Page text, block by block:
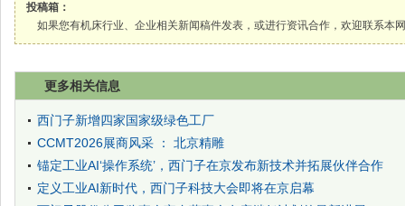
投稿箱：
如果您有机床行业、企业相关新闻稿件发表，或进行资讯合作，欢迎联系本
更多相关信息
西门子新增四家国家级绿色工厂
CCMT2026展商风采 ： 北京精雕
锚定工业AI‘操作系统’，西门子在京发布新技术并拓展伙伴合作
定义工业AI新时代，西门子科技大会即将在京启幕